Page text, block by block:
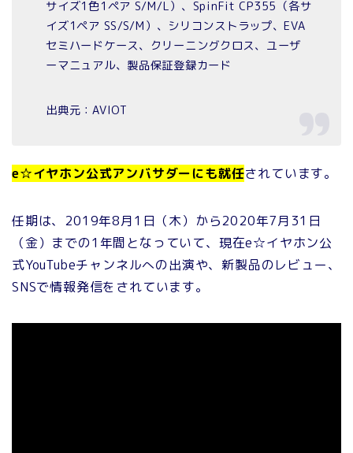
サイズ1色1ペア S/M/L）、SpinFit CP355（各サ
イズ1ペア SS/S/M）、シリコンストラップ、EVA
セミハードケース、クリーニングクロス、ユーザ
ーマニュアル、製品保証登録カード
出典元：AVIOT
e☆イヤホン公式アンバサダーにも就任されています。
任期は、2019年8月1日（木）から2020年7月31日
（金）までの1年間となっていて、現在e☆イヤホン公
式YouTubeチャンネルへの出演や、新製品のレビュー、
SNSで情報発信をされています。